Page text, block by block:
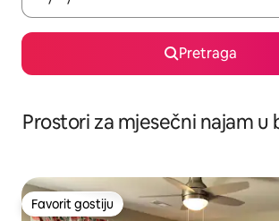
Pretraga
Prostori za mjesečni najam u
Favorit gostiju
Favorit gostiju